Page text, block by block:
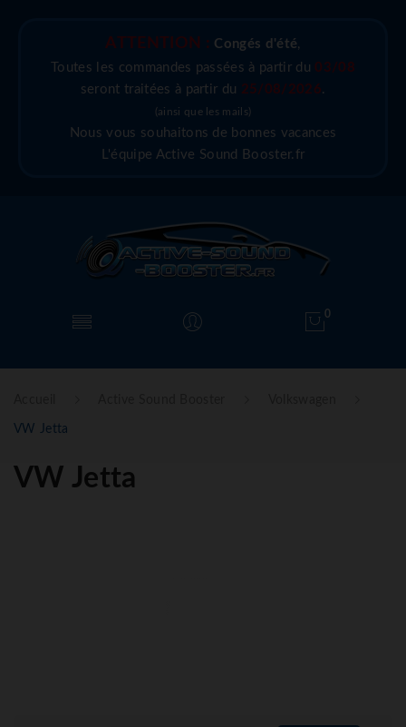
ATTENTION : Congés d'été,
Toutes les commandes passées à partir du 03/08
seront traitées à partir du 25/08/2026.
(ainsi que les mails)
Nous vous souhaitons de bonnes vacances
L'équipe Active Sound Booster.fr
0
VW Jetta
VW Jetta